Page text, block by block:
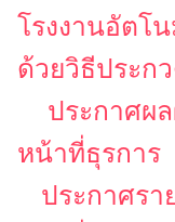
โรงงานอัตโ
ด้วยวิธีประก
ประกาศผ
หน้าที่ธุรการ
ประกาศรา